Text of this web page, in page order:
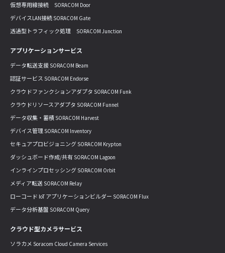
仮想専用線接続 SORACOM Door
デバイスLAN接続 SORACOM Gate
透過型トラフィック処理 SORACOM Junction
アプリケーションサービス
データ転送支援 SORACOM Beam
認証サービス SORACOM Endorse
クラウドファンクションアダプタ SORACOM Funk
クラウドリソースアダプタ SORACOM Funnel
データ収集・蓄積 SORACOM Harvest
デバイス管理 SORACOM Inventory
セキュアプロビジョニング SORACOM Krypton
ダッシュボード作成/共有 SORACOM Lagoon
インラインプロセッシング SORACOM Orbit
メディア転送 SORACOM Relay
ローコード IoT アプリケーションビルダー SORACOM Flux
データ分析基盤 SORACOM Query
クラウド型カメラサービス
ソラカメ Soracom Cloud Camera Services